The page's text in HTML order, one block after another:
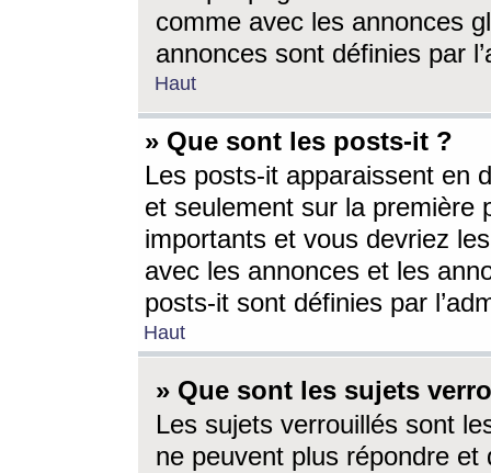
comme avec les annonces
annonces sont définies par
Haut
» Que sont les posts-it ?
Les posts-it apparaissent en
et seulement sur la première
importants et vous devriez
avec les annonces et les
posts-it sont définies par
Haut
» Que sont les sujets
Les sujets verrouillés sont
ne peuvent plus répondre